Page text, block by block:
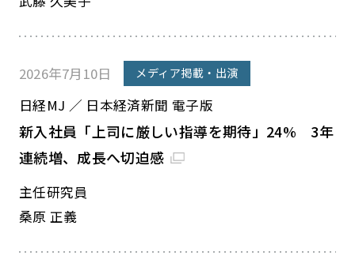
2026年7月10日 メディア掲載・出演
日経MJ ／ 日本経済新聞 電子版
新入社員「上司に厳しい指導を期待」24% 3年
連続増、成長へ切迫感
主任研究員
桑原 正義